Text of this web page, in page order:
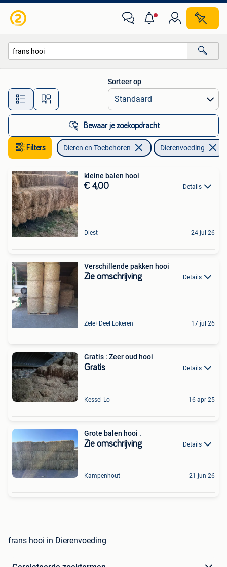
Alle afstanden…
Sorteer op
Bewaar je zoekopdracht
Filters Dieren en Toebehoren Dierenvoeding
kleine balen hooi
€ 4,00 Details
Diest 24 jul 26
Verschillende pakken hooi
Zie omschrijving Details
Zele+Deel Lokeren 17 jul 26
Gratis : Zeer oud hooi
Gratis Details
Kessel-Lo 16 apr 25
Grote balen hooi .
Zie omschrijving Details
Kampenhout 21 jun 26
frans hooi in Dierenvoeding